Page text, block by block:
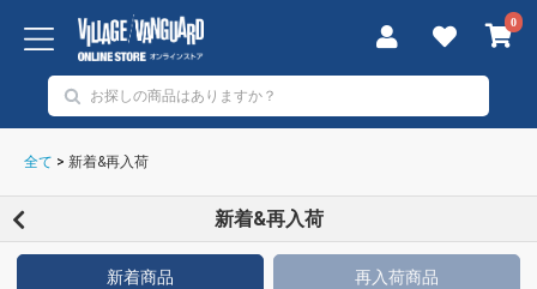
0
全て > 新着&再入荷
新着&再入荷
新着商品 再入荷商品